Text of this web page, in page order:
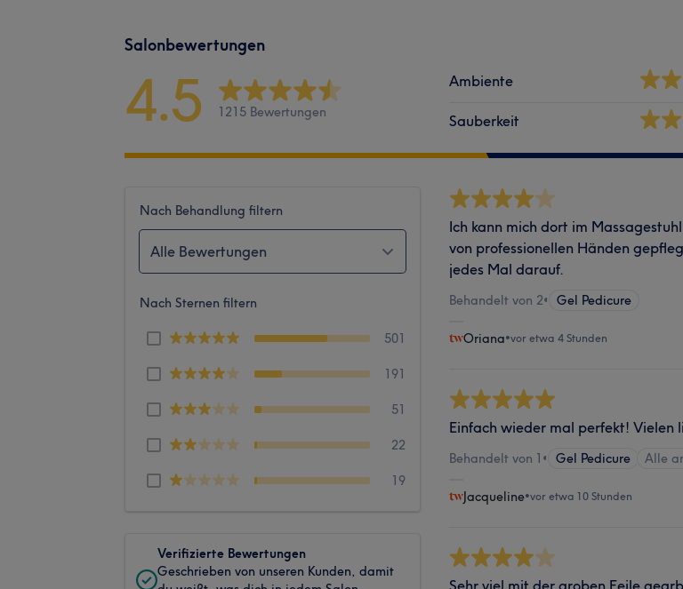
Salonbewertungen
4.5 1215 Bewertungen
Ambiente
Sauberkeit
Nach Behandlung filtern
Alle Bewertungen
Nach Sternen filtern
501
191
51
22
19
Verifizierte Bewertungen
Geschrieben von unseren Kunden, damit
Ich kann mich dort im
von professionellen Händen
jedes Mal darauf.
Behandelt von 2• Gel Pedicure
Oriana•vor etwa 4 Stunden
Einfach wieder mal perfekt! Vielen
Behandelt von 1 • Gel Pedicure Alle
Jacqueline•vor etwa 10 Stunden
Sehr viel mit der groben Feile